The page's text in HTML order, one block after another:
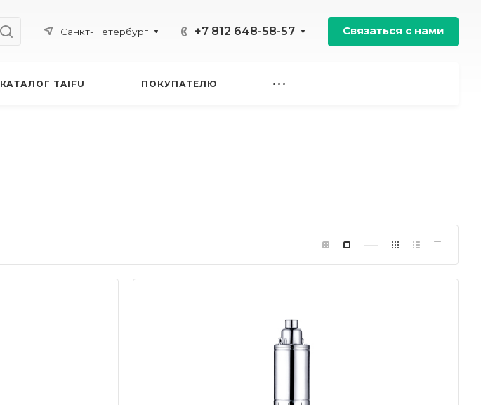
Санкт-Петербург +7 812 648-58-57 Связаться с нами
КАТАЛОГ TAIFU ПОКУПАТЕЛЮ